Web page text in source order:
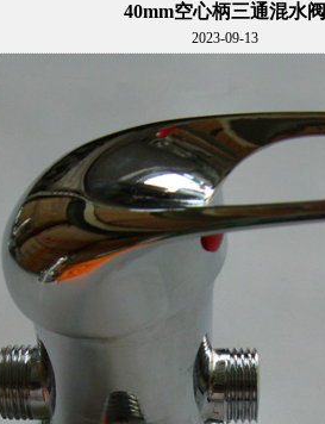
40mm空心柄三通混水阀
2023-09-13